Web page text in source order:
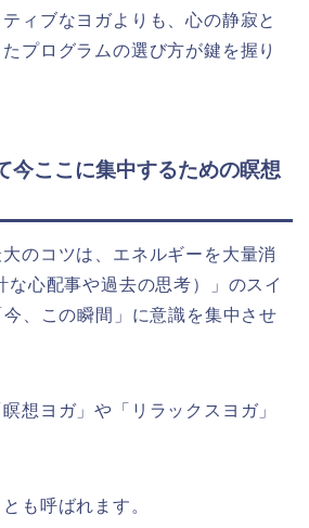
ィブなヨガよりも、心の静寂と
プログラムの選び方が鍵を握り
今ここに集中するための瞑想
のコツは、エネルギーを大量消
な心配事や過去の思考）」のスイ
、この瞬間」に意識を集中させ
想ヨガ」や「リラックスヨガ」
も呼ばれます。